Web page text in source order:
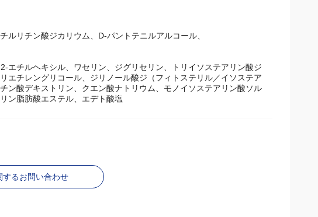
リチン酸ジカリウム、D‐パントテニルアルコール、
エチルヘキシル、ワセリン、ジグリセリン、トリイソステアリン酸ジ
エチレングリコール、ジリノール酸ジ（フィトステリル／イソステア
ン酸デキストリン、クエン酸ナトリウム、モノイソステアリン酸ソル
ン脂肪酸エステル、エデト酸塩
するお問い合わせ